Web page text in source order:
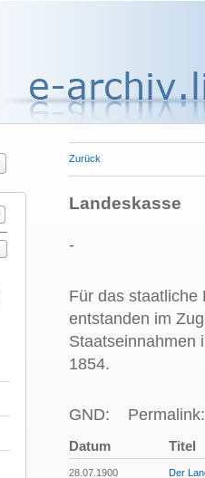
Zurück
Landeskasse
-
Für das staatliche
entstanden im
Staatseinnahmen
1854.
GND:
Datum Titel
28.07.1900
Der